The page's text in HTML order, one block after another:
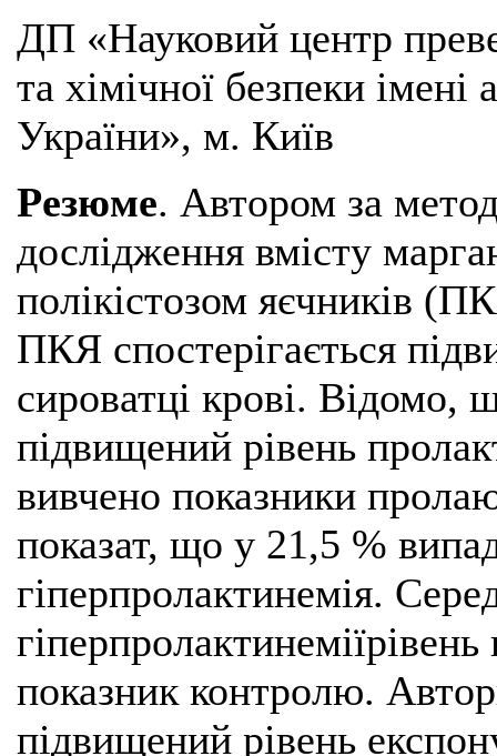
ДП «Науковий центр
та хімічної безпеки
України», м. Київ
Резюме. Автором за
дослідження вмісту
полікістозом яєчників
ПКЯ спостерігається
сироватці крові. Відомо,
підвищений рівень
вивчено показники
показат, що у 21,5 %
гіперпролактинемія.
показник контролю.
підвищений рівень